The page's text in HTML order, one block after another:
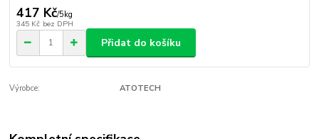
417 Kč/5kg
345 Kč bez DPH
Přidat do košíku
Výrobce: ATOTECH